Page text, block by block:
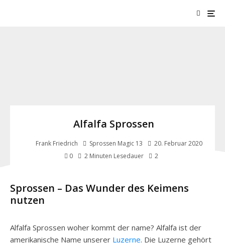
Alfalfa Sprossen
Frank Friedrich Sprossen Magic 13
20. Februar 2020
0
2 Minuten Lesedauer 2
Sprossen – Das Wunder des Keimens
nutzen
Alfalfa Sprossen woher kommt der name? Alfalfa ist der
amerikanische Name unserer Luzerne. Die Luzerne gehört